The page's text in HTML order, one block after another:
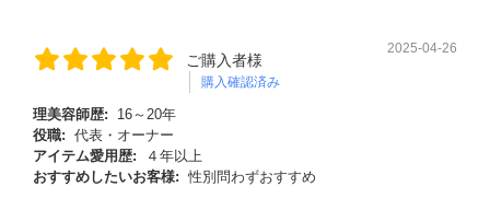
ご購入者様
購入確認済み
2025-04-26
理美容師歴:
16～20年
役職: 代表・オーナー
アイテム愛用歴:
４年以上
おすすめしたいお客様: 性別問わずおすすめ